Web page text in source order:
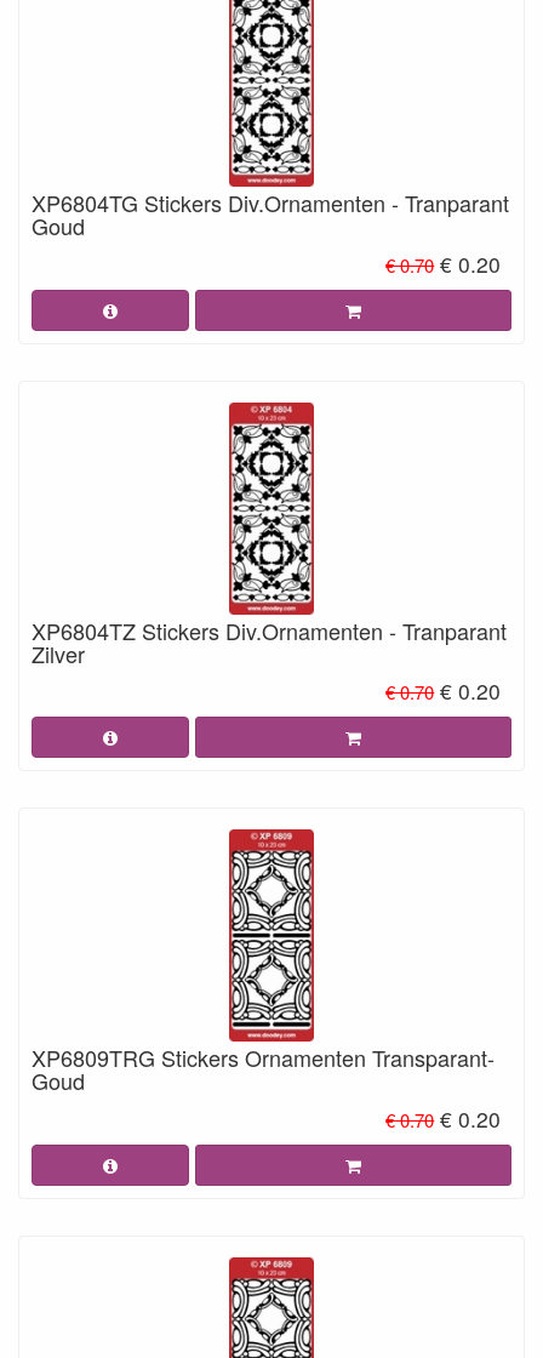
XP6804TG Stickers Div.Ornamenten - Tranparant
Goud
€ 0.70 € 0.20
XP6804TZ Stickers Div.Ornamenten - Tranparant
Zilver
€ 0.70 € 0.20
XP6809TRG Stickers Ornamenten Transparant-
Goud
€ 0.70 € 0.20